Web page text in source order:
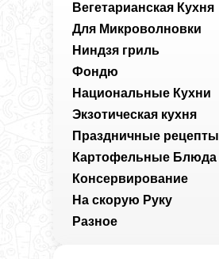
Вегетарианская Кухня
Для Микроволновки
Ниндзя гриль
Фондю
Национальные Кухни
Экзотическая кухня
Праздничные рецепты
Картофельные Блюда
Консервирование
На скорую Руку
Разное